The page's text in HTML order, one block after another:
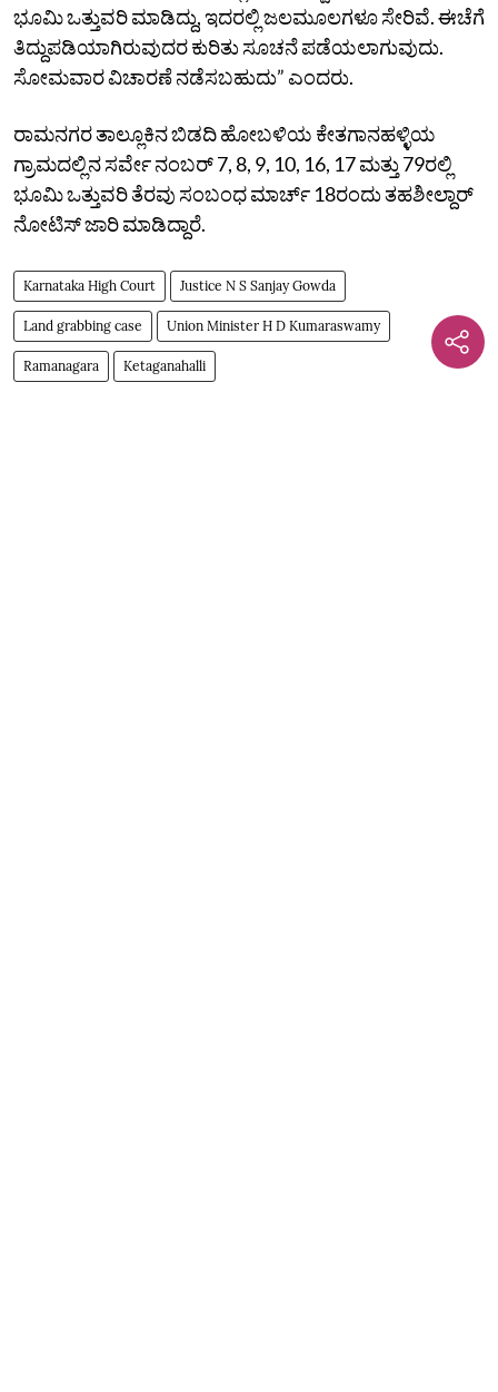
ಭೂಮಿ ಒತ್ತುವರಿ ಮಾಡಿದ್ದು, ಇದರಲ್ಲಿ ಜಲಮೂಲಗಳೂ ಸೇರಿವೆ. ಈಚೆಗೆ
ತಿದ್ದುಪಡಿಯಾಗಿರುವುದರ ಕುರಿತು ಸೂಚನೆ ಪಡೆಯಲಾಗುವುದು.
ಸೋಮವಾರ ವಿಚಾರಣೆ ನಡೆಸಬಹುದು” ಎಂದರು.
ರಾಮನಗರ ತಾಲ್ಲೂಕಿನ ಬಿಡದಿ ಹೋಬಳಿಯ ಕೇತಗಾನಹಳ್ಳಿಯ
ಗ್ರಾಮದಲ್ಲಿನ ಸರ್ವೇ ನಂಬರ್‌ 7, 8, 9, 10, 16, 17 ಮತ್ತು 79ರಲ್ಲಿ
ಭೂಮಿ ಒತ್ತುವರಿ ತೆರವು ಸಂಬಂಧ ಮಾರ್ಚ್‌ 18ರಂದು ತಹಶೀಲ್ದಾರ್‌
ನೋಟಿಸ್‌ ಜಾರಿ ಮಾಡಿದ್ದಾರೆ.
Karnataka High Court Justice N S Sanjay Gowda
Land grabbing case Union Minister H D Kumaraswamy
Ramanagara Ketaganahalli